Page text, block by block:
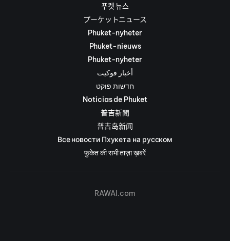
푸켓 뉴스
プーケットニュース
Phuket-nyheter
Phuket-nieuws
Phuket-nyheter
أخبار فوكيت
חדשות פוקט
Noticias de Phuket
普吉新聞
普吉岛新闻
Все новости Пхукета на русском
फुकेत की सभी ताज़ा ख़बरें
RAWAI.com